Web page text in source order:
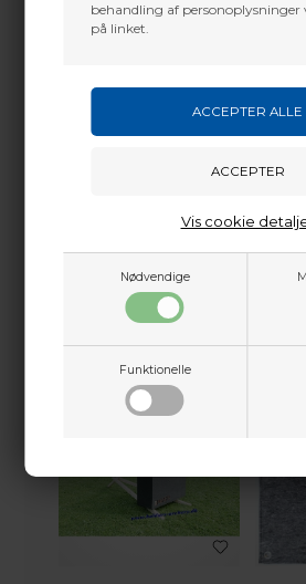
behandling af personoplysninger
på linket.
Nødvendige
Funktionelle
Vis cookie
ERA BACKSTOP
TARGET 65CM
DKK